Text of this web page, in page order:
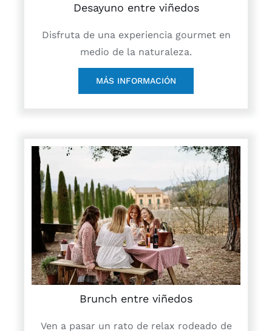
Desayuno entre viñedos
Disfruta de una experiencia gourmet en
medio de la naturaleza.
MÁS INFORMACIÓN
Brunch entre viñedos
Ven a pasar un rato de relax rodeado de